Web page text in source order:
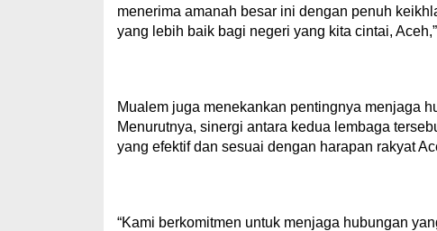
menerima amanah besar ini dengan penuh
yang lebih baik bagi negeri yang kita cintai,
Mualem juga menekankan pentingnya menjaga
Menurutnya, sinergi antara kedua lembaga
yang efektif dan sesuai dengan harapan rakyat
“Kami berkomitmen untuk menjaga hubungan